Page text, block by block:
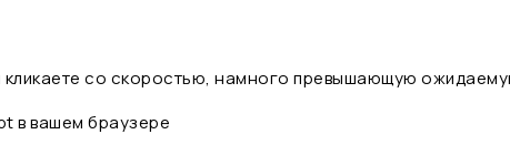
кликаете со скоростью, намного превышающую
в вашем браузере